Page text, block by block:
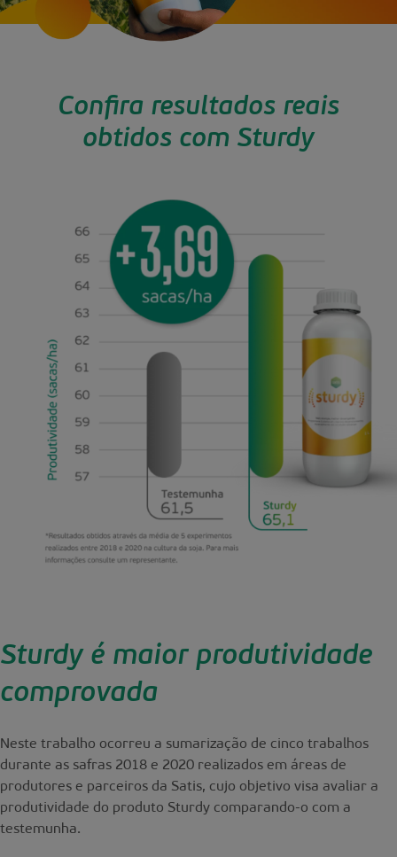
Confira resultados reais
obtidos com Sturdy
Sturdy é maior produtividade
comprovada
Neste trabalho ocorreu a sumarização de cinco trabalhos
durante as safras 2018 e 2020 realizados em áreas de
produtores e parceiros da Satis, cujo objetivo visa avaliar a
produtividade do produto Sturdy comparando-o com a
testemunha.